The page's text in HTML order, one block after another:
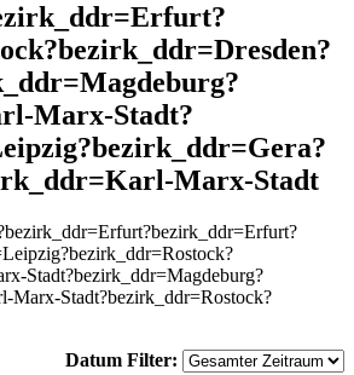
Marx-Stadt?
Marx-Stadt
Stadt?bezirk_ddr=Magdeburg?
Marx-Stadt?bezirk_ddr=Rostock?
Datum Filter: